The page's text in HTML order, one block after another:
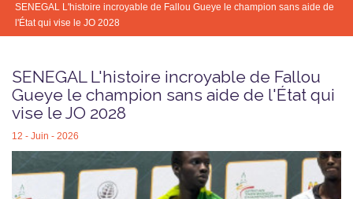
SENEGAL L'histoire incroyable de Fallou Gueye le champion sans aide de
l'État qui vise le JO 2028
SENEGAL L'histoire incroyable de Fallou
Gueye le champion sans aide de l'État qui
vise le JO 2028
12 - Juin - 2026